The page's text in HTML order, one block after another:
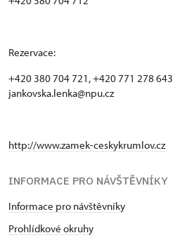
Rezervace:
+420 380 704 721, +420 771 278 643
jankovska.lenka@npu.cz
http://www.zamek-ceskykrumlov.cz
INFORMACE PRO NÁVŠTĚVNÍKY
Informace pro návštěvníky
Prohlídkové okruhy